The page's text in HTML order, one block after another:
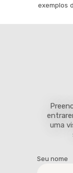
exemplos
uma
Seu nome